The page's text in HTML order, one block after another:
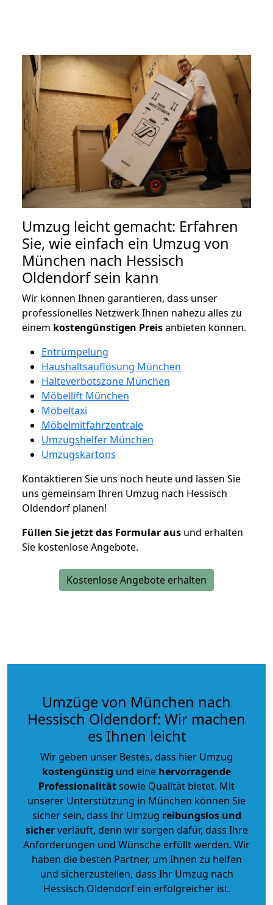
Umzug leicht gemacht: Erfahren
Sie, wie einfach ein Umzug von
München nach Hessisch
Oldendorf sein kann
Wir können Ihnen garantieren, dass unser
professionelles Netzwerk Ihnen nahezu alles zu
einem kostengünstigen Preisanbieten können.
Entrümpelung
Haushaltsauflösung München
Halteverbotszone München
Möbellift München
Möbeltaxi
Möbelmitfahrzentrale
Umzugshelfer München
Umzugskartons
Kontaktieren Sie uns noch heute und lassen Sie
uns gemeinsam Ihren Umzug nach Hessisch
Oldendorf planen!
Füllen Sie jetzt das Formular aus und erhalten
Sie kostenlose Angebote.
Kostenlose Angebote erhalten
Umzüge von München nach
Hessisch Oldendorf: Wir machen
es Ihnen leicht
Wir geben unser Bestes, dass hier Umzug
kostengünstig und eine hervorragende
Professionalitätsowie Qualität bietet. Mit
unserer Unterstützung in München können Sie
sicher sein, dass Ihr Umzug reibungslos und
sicherverläuft, denn wir sorgen dafür, dass Ihre
Anforderungen und Wünsche erfüllt werden. Wir
haben die besten Partner, um Ihnen zu helfen
und sicherzustellen, dass Ihr Umzug nach
Hessisch Oldendorf ein erfolgreicher ist.